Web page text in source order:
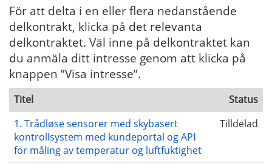
För att delta i en eller flera nedanstående
delkontrakt, klicka på det relevanta
delkontraktet. Väl inne på delkontraktet kan
du anmäla ditt intresse genom att klicka på
knappen ”Visa intresse”.
Titel
Status
1. Trådløse sensorer med skybasert
kontrollsystem med kundeportal og API
for måling av temperatur og luftfuktighet
Tilldelad